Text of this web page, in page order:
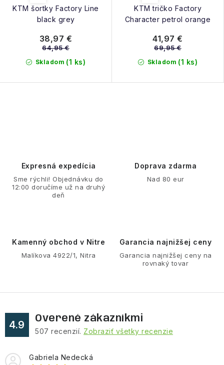
KTM šortky Factory Line
black grey
Skladom (1 ks)
38,97 €
64,95 €
KTM tričko Factory
Character petrol orange
Skladom (1 ks)
41,97 €
69,95 €
v
p
i
u
Expresná expedícia
Sme rýchli! Objednávku do
12:00 doručíme už na druhý
deň
Doprava zdarma
Nad 80 eur
Kamenný obchod v Nitre
Malíkova 4922/1, Nitra
Garancia najnižšej ceny
Garancia najnižšej ceny na
rovnaký tovar
4.9
Overené zákazníkmi
507 recenzií. Zobraziť všetky recenzie
Gabriela Nedecká